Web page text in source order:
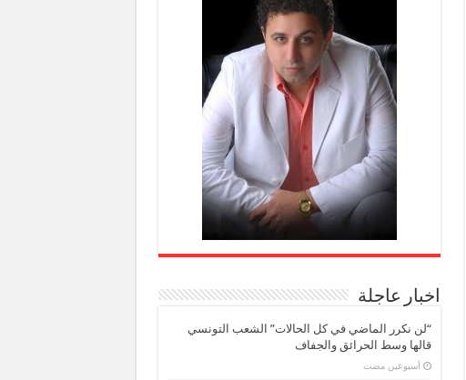
اخبار عاجلة
“لن نكرر الماضي في كل الحالات” الشعب التونسي
قالها وسط الحرائق والجفاف
‏أسبوعين مضت